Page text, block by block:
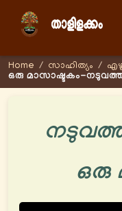
Home / സാഹിത്യം /
ഒരു മാസാഷ്ടകം-
ഒരു